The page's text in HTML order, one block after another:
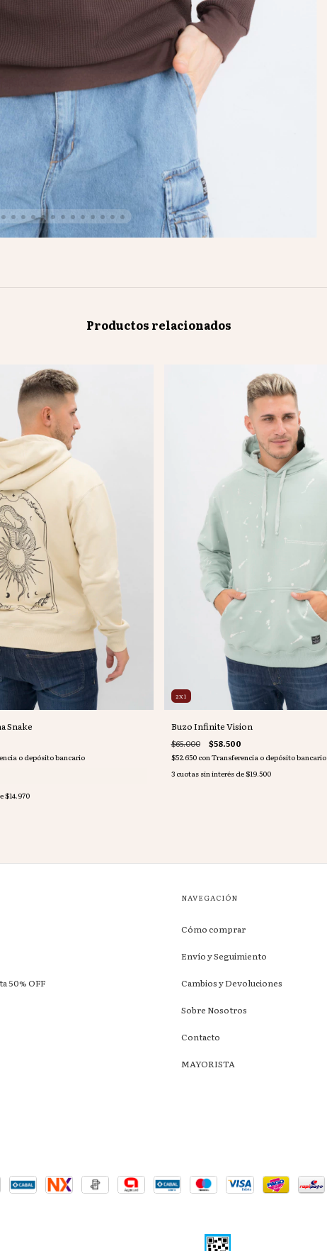
Productos relacionados
Snake
o depósito bancario
$14.970
2X1
Buzo Infinite Vision
$65.000 $58.500
$52.650 con Transferencia o depósito bancario
3 cuotas sin interés de$19.500
50% OFF
NAVEGACIÓN
Cómo comprar
Envío y Seguimiento
Cambios y Devoluciones
Sobre Nosotros
Contacto
MAYORISTA